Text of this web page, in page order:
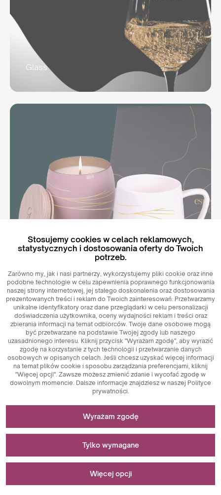
Glass
Mood
Porceline
Stosujemy cookies w celach reklamowych,
statystycznych i dostosowania oferty do Twoich
potrzeb.
Zarówno my, jak i nasi partnerzy, wykorzystujemy pliki cookie oraz inne
podobne technologie w celu zapewnienia poprawnego funkcjonowania
naszej strony internetowej, jej stałego doskonalenia oraz dostosowania
prezentowanych treści i reklam do Twoich zainteresowań. Przetwarzamy
unikalne identyfikatory oraz dane przeglądarki w celu personalizacji
doświadczenia użytkownika, oceny wydajności reklam i treści oraz
zbierania informacji na temat odbiorców. Twoje dane osobowe mogą
być przetwarzane na podstawie Twojej zgody lub naszego
uzasadnionego interesu. Kliknij przycisk "Wyrażam zgodę", aby wyrazić
zgodę na korzystanie z tych technologii i przetwarzanie danych
osobowych w opisanych celach. Jeśli chcesz uzyskać więcej informacji
na temat plików cookie i sposobu zarządzania preferencjami, kliknij
"Więcej opcji". Zawsze możesz zmienić zdanie i wycofać zgodę w
dowolnym momencie. Dalsze informacje znajdziesz w naszej Polityce
prywatności.
Niezbędne do funkcjonowania strony
Pliki cookie niezbędne do działania technicznego są
kluczowymi elementami zapewniającymi prawidłowe
funkcjonowanie strony internetowej. Wśród nich znajdują
się identyfikatory sesji, które umożliwiają rozpoznanie
zapewniając spójność sesji i umożliwiając korzystanie z
funkcji takich jak koszyk zakupowy czy sesje logowania.
aktywności użytkowników na stronie internetowej. Ich
głównym celem jest analiza ruchu na stronie oraz ocena jej
Pliki cookie marketingowe pełnią kluczową rolę w
Wyrażam zgodę
Tylko wymagane
Więcej opcji